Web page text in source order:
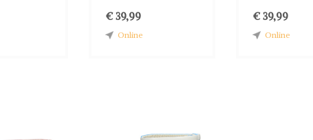
€ 39,99
Online
€ 39,99
Online